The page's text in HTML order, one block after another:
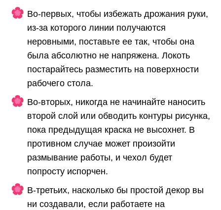
Во-первых, чтобы избежать дрожания руки,
из-за которого линии получаются
неровными, поставьте ее так, чтобы она
была абсолютно не напряжена. Локоть
постарайтесь разместить на поверхности
рабочего стола.
Во-вторых, никогда не начинайте наносить
второй слой или обводить контуры рисунка,
пока предыдущая краска не высохнет. В
противном случае может произойти
размывание работы, и чехол будет
попросту испорчен.
В-третьих, насколько бы простой декор вы
ни создавали, если работаете на